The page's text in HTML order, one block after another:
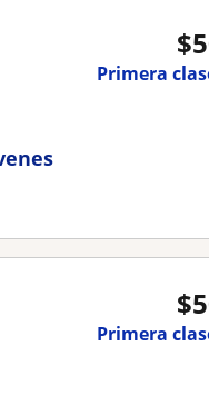
$
Primera
$
Primera